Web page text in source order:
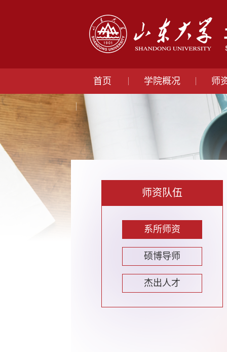
首页 学院概况 师
师资队伍
系所师资
硕博导师
杰出人才